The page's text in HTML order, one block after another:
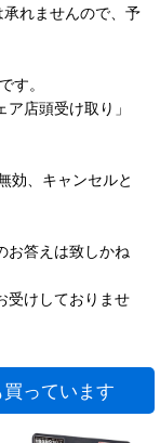
れませんので、予
す。
店頭受け取り」
効、キャンセルと
お答えは致しかね
受けしておりませ
っています